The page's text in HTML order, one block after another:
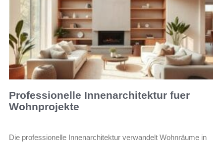
Professionelle Innenarchitektur fuer
Wohnprojekte
Die professionelle Innenarchitektur verwandelt Wohnräume in